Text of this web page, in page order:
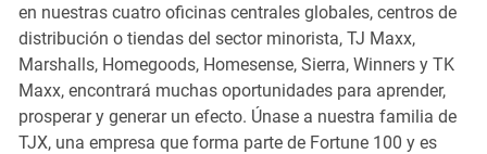
en nuestras cuatro oficinas centrales globales, centros de
distribución o tiendas del sector minorista, TJ Maxx,
Marshalls, Homegoods, Homesense, Sierra, Winners y TK
Maxx, encontrará muchas oportunidades para aprender,
prosperar y generar un efecto. Únase a nuestra familia de
TJX, una empresa que forma parte de Fortune 100 y es